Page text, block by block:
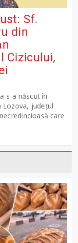
Sf.
din
Cizicului,
s-a născut în
Lozova, județul
care